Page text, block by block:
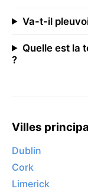
Va-t-il
Quelle est la
?
Villes
Dublin
Cork
Limerick